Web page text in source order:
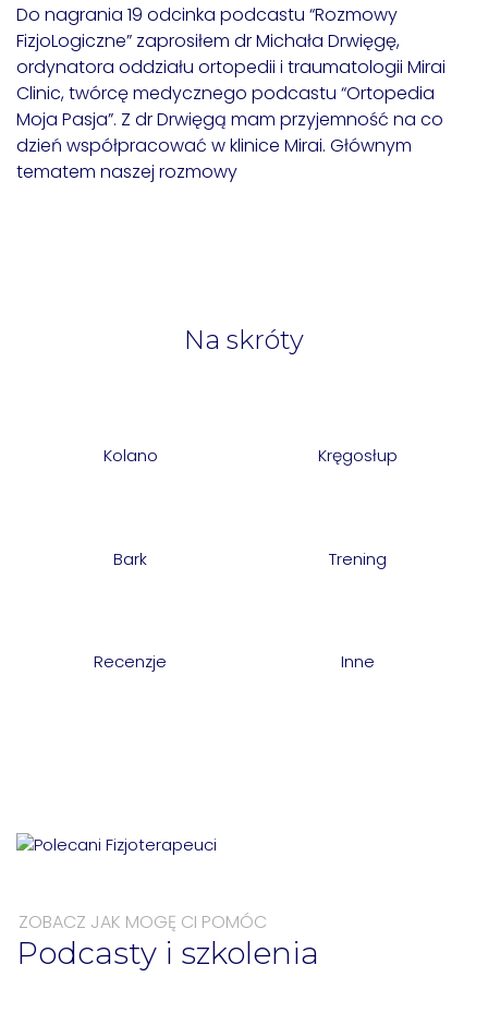
Do nagrania 19 odcinka podcastu “Rozmowy
FizjoLogiczne” zaprosiłem dr Michała Drwięgę,
ordynatora oddziału ortopedii i traumatologii Mirai
Clinic, twórcę medycznego podcastu “Ortopedia
Moja Pasja”. Z dr Drwięgą mam przyjemność na co
dzień współpracować w klinice Mirai. Głównym
tematem naszej rozmowy
Na skróty
Kolano Kręgosłup
Bark Trening
Recenzje Inne
ZOBACZ JAK MOGĘ CI POMÓC
Podcasty i szkolenia